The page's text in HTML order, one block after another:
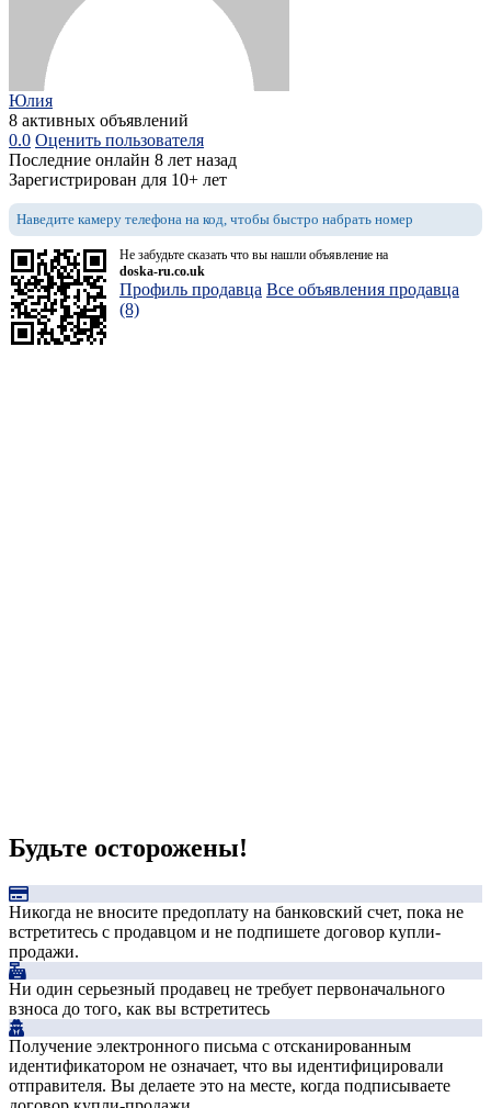
Юлия
8 активных объявлений
0.0 Оценить пользователя
Последние онлайн 8 лет назад
Зарегистрирован для 10+ лет
Наведите камеру телефона на код, чтобы быстро набрать номер
Не забудьте сказать что вы нашли объявление на
doska-ru.co.uk
Профиль продавца Все объявления продавца
(8)
Будьте осторожены!
Никогда не вносите предоплату на банковский счет, пока не
встретитесь с продавцом и не подпишете договор купли-
продажи.
Ни один серьезный продавец не требует первоначального
взноса до того, как вы встретитесь
Получение электронного письма с отсканированным
идентификатором не означает, что вы идентифицировали
отправителя. Вы делаете это на месте, когда подписываете